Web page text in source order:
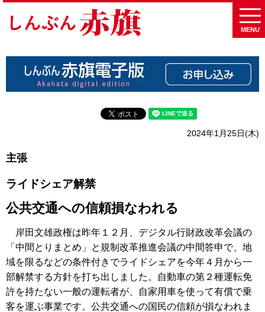
MENU
2024年1月25日(木)
主張
ライドシェア解禁
公共交通への信頼損なわれる
岸田文雄政権は昨年１２月、デジタル行財政改革会議の
「中間とりまとめ」と規制改革推進会議の中間答申で、地
域を限るなどの条件付きでライドシェアを今年４月から一
部解禁する方針を打ち出しました。自動車の第２種運転免
許を持たない一般の運転者が、自家用車を使って有償で乗
客を運ぶ事業です。公共交通への国民の信頼が損なわれま